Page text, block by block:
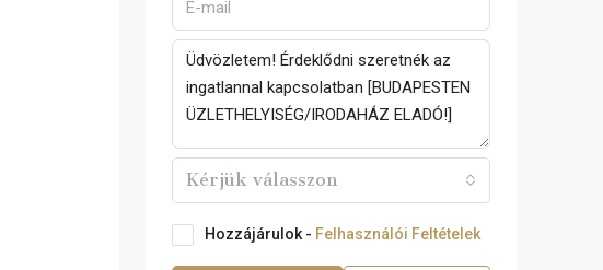
Kérjük válasszon
Hozzájárulok - Felhasználói Feltételek